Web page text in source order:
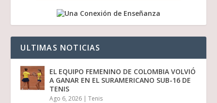
ULTIMAS NOTICIAS
EL EQUIPO FEMENINO DE COLOMBIA VOLVIÓ
A GANAR EN EL SURAMERICANO SUB-16 DE
TENIS
Ago 6, 2026 |Tenis